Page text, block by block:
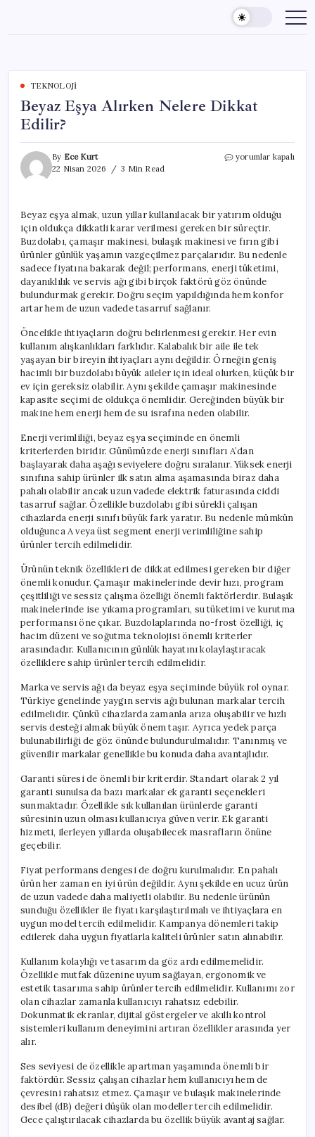
content
TEKNOLOJI
Beyaz Eşya Alırken Nelere Dikkat
Edilir?
By Ece Kurt
22 Nisan 2026
3 Min Read
Beyaz
Edilir?
için
yorumlar kapalı
Beyaz eşya almak, uzun yıllar kullanılacak bir yatırım olduğu
için oldukça dikkatli karar verilmesi gereken bir süreçtir.
Buzdolabı, çamaşır makinesi, bulaşık makinesi ve fırın gibi
ürünler günlük yaşamın vazgeçilmez parçalarıdır. Bu nedenle
sadece fiyatına bakarak değil; performans, enerji tüketimi,
dayanıklılık ve servis ağı gibi birçok faktörü göz önünde
bulundurmak gerekir. Doğru seçim yapıldığında hem konfor
artar hem de uzun vadede tasarruf sağlanır.
Öncelikle ihtiyaçların doğru belirlenmesi gerekir. Her evin
kullanım alışkanlıkları farklıdır. Kalabalık bir aile ile tek
yaşayan bir bireyin ihtiyaçları aynı değildir. Örneğin geniş
hacimli bir buzdolabı büyük aileler için ideal olurken, küçük bir
ev için gereksiz olabilir. Aynı şekilde çamaşır makinesinde
kapasite seçimi de oldukça önemlidir. Gereğinden büyük bir
makine hem enerji hem de su israfına neden olabilir.
Enerji verimliliği, beyaz eşya seçiminde en önemli
kriterlerden biridir. Günümüzde enerji sınıfları A’dan
başlayarak daha aşağı seviyelere doğru sıralanır. Yüksek enerji
sınıfına sahip ürünler ilk satın alma aşamasında biraz daha
pahalı olabilir ancak uzun vadede elektrik faturasında ciddi
tasarruf sağlar. Özellikle buzdolabı gibi sürekli çalışan
cihazlarda enerji sınıfı büyük fark yaratır. Bu nedenle mümkün
olduğunca A veya üst segment enerji verimliliğine sahip
ürünler tercih edilmelidir.
Ürünün teknik özellikleri de dikkat edilmesi gereken bir diğer
önemli konudur. Çamaşır makinelerinde devir hızı, program
çeşitliliği ve sessiz çalışma özelliği önemli faktörlerdir. Bulaşık
makinelerinde ise yıkama programları, su tüketimi ve kurutma
performansı öne çıkar. Buzdolaplarında no-frost özelliği, iç
hacim düzeni ve soğutma teknolojisi önemli kriterler
arasındadır. Kullanıcının günlük hayatını kolaylaştıracak
özelliklere sahip ürünler tercih edilmelidir.
Marka ve servis ağı da beyaz eşya seçiminde büyük rol oynar.
Türkiye genelinde yaygın servis ağı bulunan markalar tercih
edilmelidir. Çünkü cihazlarda zamanla arıza oluşabilir ve hızlı
servis desteği almak büyük önem taşır. Ayrıca yedek parça
bulunabilirliği de göz önünde bulundurulmalıdır. Tanınmış ve
güvenilir markalar genellikle bu konuda daha avantajlıdır.
Garanti süresi de önemli bir kriterdir. Standart olarak 2 yıl
garanti sunulsa da bazı markalar ek garanti seçenekleri
sunmaktadır. Özellikle sık kullanılan ürünlerde garanti
süresinin uzun olması kullanıcıya güven verir. Ek garanti
hizmeti, ilerleyen yıllarda oluşabilecek masrafların önüne
geçebilir.
Fiyat performans dengesi de doğru kurulmalıdır. En pahalı
ürün her zaman en iyi ürün değildir. Aynı şekilde en ucuz ürün
de uzun vadede daha maliyetli olabilir. Bu nedenle ürünün
sunduğu özellikler ile fiyatı karşılaştırılmalı ve ihtiyaçlara en
uygun model tercih edilmelidir. Kampanya dönemleri takip
edilerek daha uygun fiyatlarla kaliteli ürünler satın alınabilir.
Kullanım kolaylığı ve tasarım da göz ardı edilmemelidir.
Özellikle mutfak düzenine uyum sağlayan, ergonomik ve
estetik tasarıma sahip ürünler tercih edilmelidir. Kullanımı zor
olan cihazlar zamanla kullanıcıyı rahatsız edebilir.
Dokunmatik ekranlar, dijital göstergeler ve akıllı kontrol
sistemleri kullanım deneyimini artıran özellikler arasında yer
alır.
Ses seviyesi de özellikle apartman yaşamında önemli bir
faktördür. Sessiz çalışan cihazlar hem kullanıcıyı hem de
çevresini rahatsız etmez. Çamaşır ve bulaşık makinelerinde
desibel (dB) değeri düşük olan modeller tercih edilmelidir.
Gece çalıştırılacak cihazlarda bu özellik büyük avantaj sağlar.